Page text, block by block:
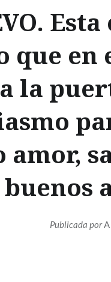
que en
la
amor,
buenos
Publicada por